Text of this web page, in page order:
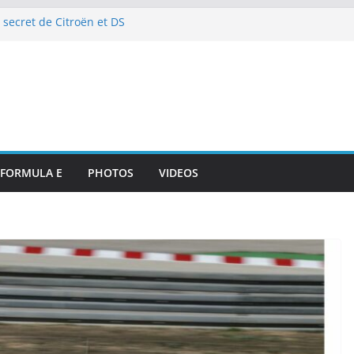
de Citroën et DS
pour DS PENSKE malgré
les projecteurs
et intégration de
à l’E-Prix de Tokyo
spectaculaires
FORMULA E PHOTOS VIDEOS